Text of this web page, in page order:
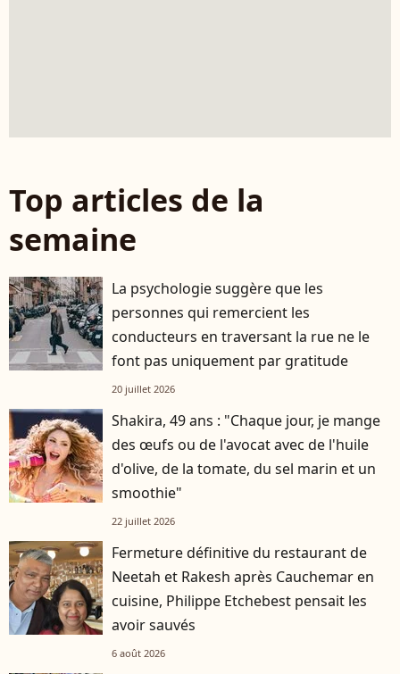
Top articles de la
semaine
La psychologie suggère que les
personnes qui remercient les
conducteurs en traversant la rue ne le
font pas uniquement par gratitude
20 juillet 2026
Shakira, 49 ans : "Chaque jour, je mange
des œufs ou de l'avocat avec de l'huile
d'olive, de la tomate, du sel marin et un
smoothie"
22 juillet 2026
Fermeture définitive du restaurant de
Neetah et Rakesh après Cauchemar en
cuisine, Philippe Etchebest pensait les
avoir sauvés
6 août 2026